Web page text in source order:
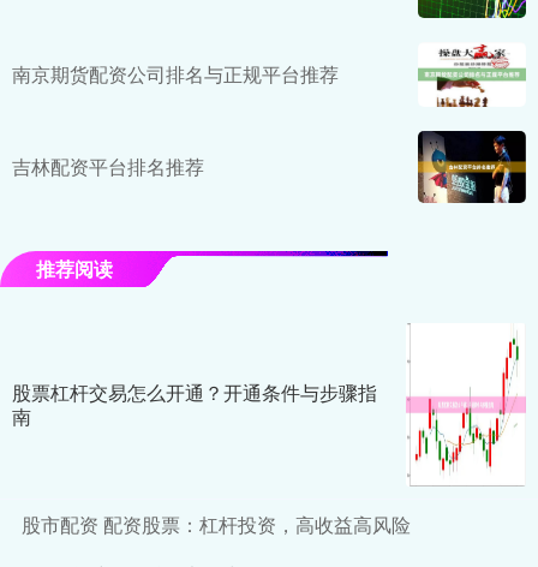
南京期货配资公司排名与正规平台推荐
吉林配资平台排名推荐
推荐阅读
股票杠杆交易怎么开通？开通条件与步骤指
南
股市配资 配资股票：杠杆投资，高收益高风险